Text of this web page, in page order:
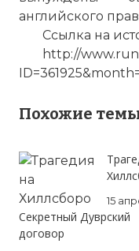
английского
Ссылка на
http://
Похожие
15
Секретный Дуврский
договор